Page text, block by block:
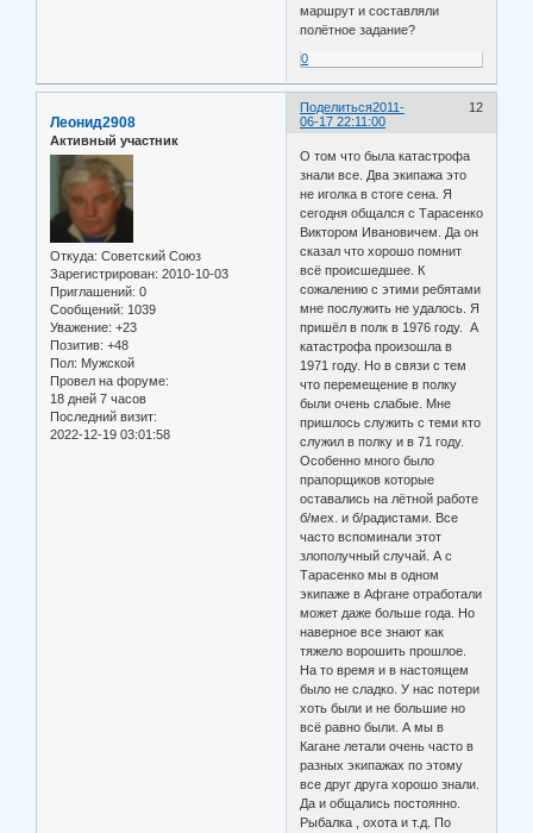
маршрут и составляли
полётное задание?
0
Поделиться 12
2011-
06-17 22:11:00
Леонид2908
Активный участник
Откуда: Советский Союз
Зарегистрирован: 2010-10-03
Приглашений: 0
Сообщений: 1039
Уважение: +23
Позитив: +48
Пол: Мужской
Провел на форуме:
18 дней 7 часов
Последний визит:
2022-12-19 03:01:58
О том что была катастрофа
знали все. Два экипажа это
не иголка в стоге сена. Я
сегодня общался с Тарасенко
Виктором Ивановичем. Да он
сказал что хорошо помнит
всё происшедшее. К
сожалению с этими ребятами
мне послужить не удалось. Я
пришёл в полк в 1976 году. А
катастрофа произошла в
1971 году. Но в связи с тем
что перемещение в полку
были очень слабые. Мне
пришлось служить с теми кто
служил в полку и в 71 году.
Особенно много было
прапорщиков которые
оставались на лётной работе
б/мех. и б/радистами. Все
часто вспоминали этот
злополучный случай. А с
Тарасенко мы в одном
экипаже в Афгане отработали
может даже больше года. Но
наверное все знают как
тяжело ворошить прошлое.
На то время и в настоящем
было не сладко. У нас потери
хоть были и не большие но
всё равно были. А мы в
Кагане летали очень часто в
разных экипажах по этому
все друг друга хорошо знали.
Да и общались постоянно.
Рыбалка , охота и т.д. По